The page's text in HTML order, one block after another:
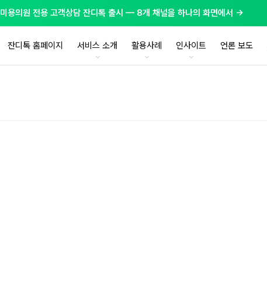
미용의원 전용 고객상담 잔디톡 출시 — 8개 채널을 하나의 화면에서 →
잔디톡 홈페이지 서비스 소개 활용사례 인사이트 언론 보도